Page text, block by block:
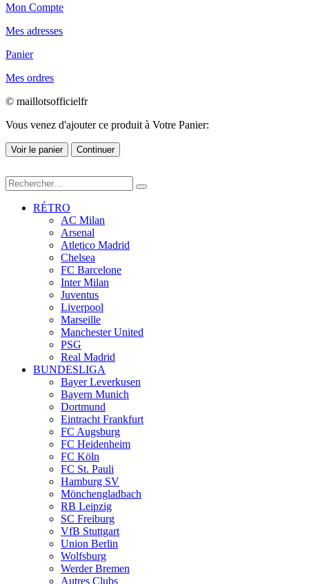
Mon Compte
Mes adresses
Panier
Mes ordres
© maillotsofficielfr
Vous venez d'ajouter ce produit à Votre Panier:
Voir le panier Continuer
RÉTRO
AC Milan
Arsenal
Atletico Madrid
Chelsea
FC Barcelone
Inter Milan
Juventus
Liverpool
Marseille
Manchester United
PSG
Real Madrid
BUNDESLIGA
Bayer Leverkusen
Bayern Munich
Dortmund
Eintracht Frankfurt
FC Augsburg
FC Heidenheim
FC Köln
FC St. Pauli
Hamburg SV
Mönchengladbach
RB Leipzig
SC Freiburg
VfB Stuttgart
Union Berlin
Wolfsburg
Werder Bremen
Autres Clubs